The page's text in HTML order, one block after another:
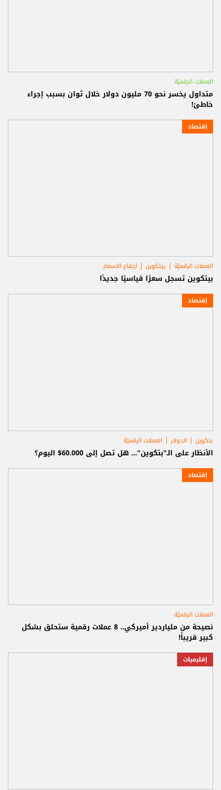
العملات الرقميّة
متداول يخسر نحو 70 مليون دولار خلال ثوان بسبب إجراء
خاطئ!
إقتصاد
العملات الرقميّة بيتكوين ارتفاع الاسعار
بيتكوين تسجل سعرًا قياسيًا جديدًا
إقتصاد
بتكوين الدولار العملات الرقميّة
الأنظار على الـ"بتكوين"... هل تصل إلى 60.000$ اليوم؟
إقتصاد
العملات الرقميّة
نصيحة من ملياردير أميركي.. 8 عملات رقمية ستحلق بشكل
كبير قريباً!
إقليميات